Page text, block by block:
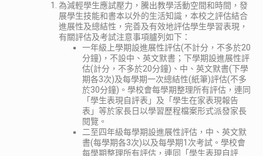
為減輕學生應試壓力，騰出教學活動空間和時間，發
展學生技能和書本以外的生活知識，本校之評估結合
進展性及總結性，完善及有效地評估學生學習表現，
有關評估及考試注意事項臚列如下：
一年級上學期設進展性評估(不計分，不多於20
分鐘)，不設中、英文默書；下學期設進展性評
估(計分，不多於20分鐘)、中、英文默書(下學
期各3次)及每學期一次總結性(紙筆)評估(不多
於30分鐘)。學校會每學期整理所有評估，連同
「學生表現自評表」及「學生在家表現報告
表」等於家長日以學習歷程檔案形式派發家長
閱覽。
二至四年級每學期設進展性評估，中、英文默
書(每學期各3次)以及每學期1次考試。學校會
每學期整理所有評估，連同「學生表現自評